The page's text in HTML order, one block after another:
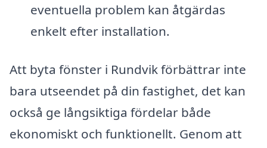
eventuella problem kan åtgärdas
enkelt efter installation.
Att byta fönster i Rundvik förbättrar inte
bara utseendet på din fastighet, det kan
också ge långsiktiga fördelar både
ekonomiskt och funktionellt. Genom att